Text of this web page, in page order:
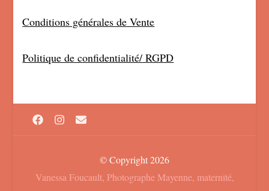
Conditions générales de Vente
Politique de confidentialité/ RGPD
© Copyright 2026
Vanessa Foucault, Photographe Mayenne, maternité,